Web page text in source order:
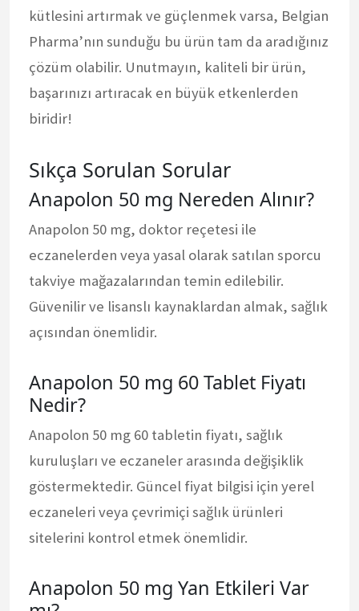
kütlesini artırmak ve güçlenmek varsa, Belgian
Pharma’nın sunduğu bu ürün tam da aradığınız
çözüm olabilir. Unutmayın, kaliteli bir ürün,
başarınızı artıracak en büyük etkenlerden
biridir!
Sıkça Sorulan Sorular
Anapolon 50 mg Nereden Alınır?
Anapolon 50 mg, doktor reçetesi ile
eczanelerden veya yasal olarak satılan sporcu
takviye mağazalarından temin edilebilir.
Güvenilir ve lisanslı kaynaklardan almak, sağlık
açısından önemlidir.
Anapolon 50 mg 60 Tablet Fiyatı
Nedir?
Anapolon 50 mg 60 tabletin fiyatı, sağlık
kuruluşları ve eczaneler arasında değişiklik
göstermektedir. Güncel fiyat bilgisi için yerel
eczaneleri veya çevrimiçi sağlık ürünleri
sitelerini kontrol etmek önemlidir.
Anapolon 50 mg Yan Etkileri Var